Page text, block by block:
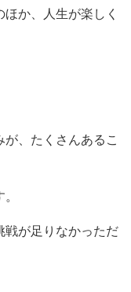
か、人生が楽しく
、たくさんあるこ
戦が足りなかっただ